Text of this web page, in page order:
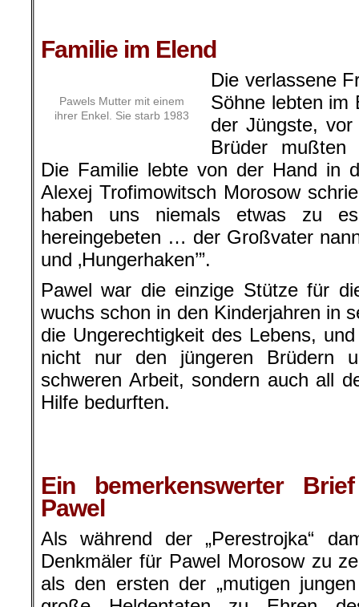
Familie im Elend
Pawels Mutter mit einem
ihrer Enkel. Sie starb 1983
Die verlassene
Söhne lebten im
der Jüngste,
Brüder mußten
Die Familie lebte von der Hand in
Alexej Trofimowitsch Morosow
haben uns niemals etwas zu
hereingebeten … der Großvater
und ‚Hungerhaken’”.
Pawel war die einzige Stütze für
wuchs schon in den Kinderjahren in
die Ungerechtigkeit des Lebens,
nicht nur den jüngeren Brüdern
schweren Arbeit, sondern auch all
Hilfe bedurften.
Ein bemerkenswerter
Pawel
Als während der „Perestrojka“
Denkmäler für Pawel Morosow zu
als den ersten der „mutigen